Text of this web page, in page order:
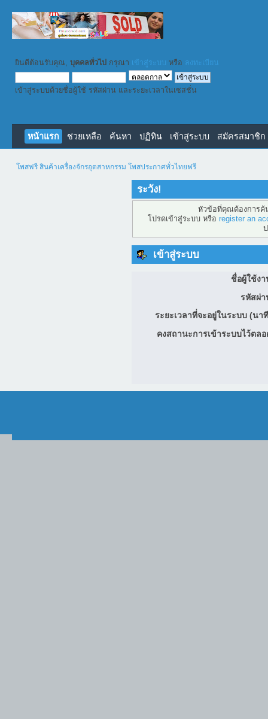
ยินดีต้อนรับคุณ, บุคคลทั่วไป กรุณา เข้าสู่ระบบ หรือ ลงทะเบียน
เข้าสู่ระบบด้วยชื่อผู้ใช้ รหัสผ่าน และระยะเวลาในเซสชั่น
หน้าแรก ช่วยเหลือ ค้นหา ปฏิทิน เข้าสู่ระบบ สมัครสมาชิก
โพสฟรี สินค้าเครื่องจักรอุตสาหกรรม โพสประกาศทั่วไทยฟรี
ระวัง!
หัวข้อที่คุณต้องการค้
โปรดเข้าสู่ระบบ หรือ register an
เข้าสู่ระบบ
ชื่อผู้ใช้ง
รหัสผ่
ระยะเวลาที่จะอยู่ในระบบ (นา
คงสถานะการเข้าระบบไว้ตล